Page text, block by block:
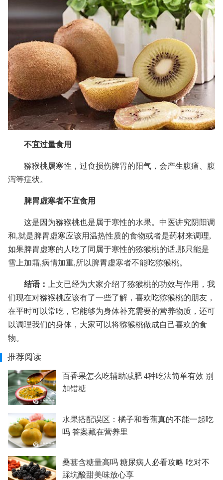
不宜过量食用
猕猴桃属寒性，过食损伤脾胃的阳气，会产生腹痛、腹
泻等症状。
脾胃虚寒者不宜食用
这是因为猕猴桃也是属于寒性的水果。中医讲究阴阳调
和,就是脾胃虚寒应该用温热性质的食物或者是药材来调理,
如果脾胃虚寒的人吃了同属于寒性的猕猴桃的话,那只能是
雪上加霜,病情加重,所以脾胃虚寒者不能吃猕猴桃。
结语：
上文已经为大家介绍了猕猴桃的功效与作用，我
们现在对猕猴桃应该有了一些了解，喜欢吃猕猴桃的朋友，
在平时可以常吃，它能够为身体补充需要的营养物质，还可
以调理我们的身体，大家可以将猕猴桃做成自己喜欢的食
物。
推荐阅读
百香果怎么吃辅助减肥 4种吃法简单有效 别
加错糖
水果搭配误区：橘子和香蕉真的不能一起吃
吗 答案藏在营养里
桑葚含糖量高吗 糖尿病人必看攻略 吃对不
踩坑酸甜美味放心享